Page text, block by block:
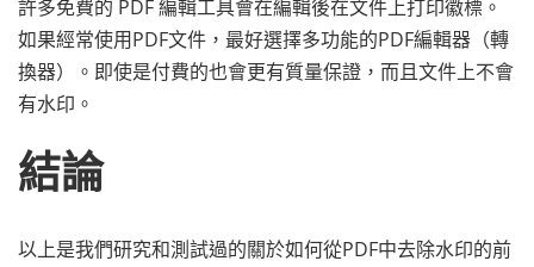
許多免費的 PDF 編輯工具會在編輯後在文件上打印徽標。
如果經常使用PDF文件，最好選擇多功能的PDF編輯器（轉
換器）。即使是付費的也會更有質量保證，而且文件上不會
有水印。
結論
以上是我們研究和測試過的關於如何從PDF中去除水印的前